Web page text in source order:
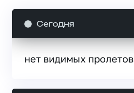
Сегодня
нет видимых пролетов